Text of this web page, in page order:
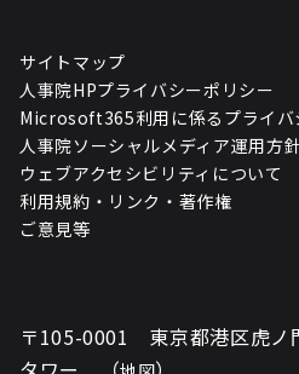
サイトマップ
人事院HPプライバシーポリシー
Microsoft365利用に係るプライバ
人事院ソーシャルメディア運用方針
ウェブアクセシビリティについて
利用規約・リンク・著作権
ご意見等
〒105-0001 東京都港区虎